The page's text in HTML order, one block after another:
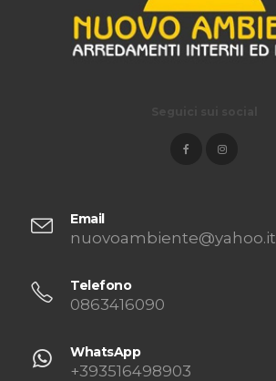
Email
nuovoambiente@yahoo.it
Telefono
0863416090
WhatsApp
+393516498903